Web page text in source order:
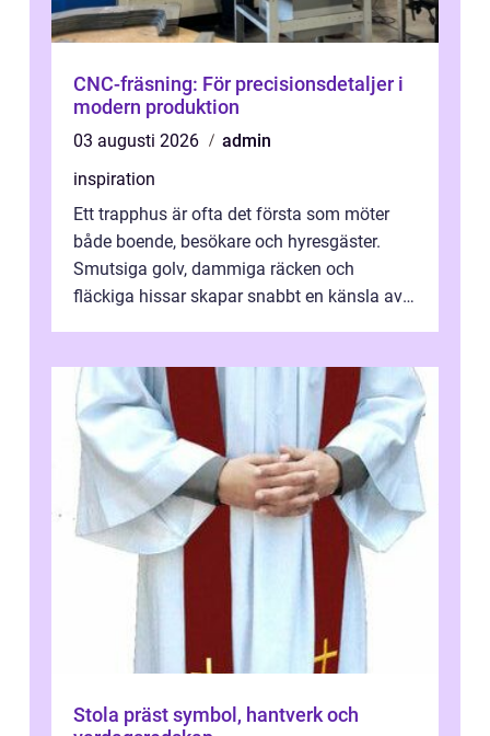
CNC-fräsning: För precisionsdetaljer i
modern produktion
03 augusti 2026
admin
inspiration
Ett trapphus är ofta det första som möter
både boende, besökare och hyresgäster.
Smutsiga golv, dammiga räcken och
fläckiga hissar skapar snabbt en känsla av
Stola präst symbol, hantverk och